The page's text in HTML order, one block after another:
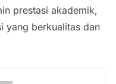
prestasi akademik,
yang berkualitas dan